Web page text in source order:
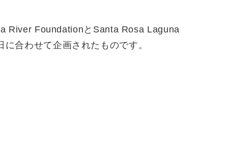
River Foundation と Santa Rosa Laguna
合わせて企画されたものです。